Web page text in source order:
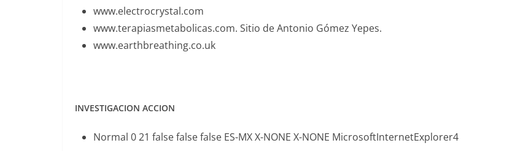
www.electrocrystal.com
www.terapiasmetabolicas.com. Sitio de Antonio Gómez Yepes.
www.earthbreathing.co.uk
INVESTIGACION ACCION
Normal 0 21 false false false ES-MX X-NONE X-NONE MicrosoftInternetExplorer4